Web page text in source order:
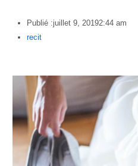
Publié :juillet 9, 20192:44 am
Author
recit